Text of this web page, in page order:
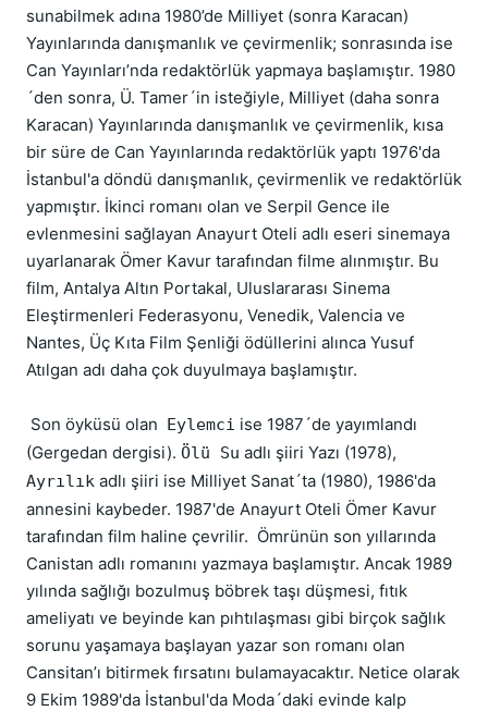
sunabilmek adına 1980’de Milliyet (sonra Karacan)
Yayınlarında danışmanlık ve çevirmenlik; sonrasında ise
Can Yayınları’nda redaktörlük yapmaya başlamıştır. 1980
´den sonra, Ü. Tamer´in isteğiyle, Milliyet (daha sonra
Karacan) Yayınlarında danışmanlık ve çevirmenlik, kısa
bir süre de Can Yayınlarında redaktörlük yaptı 1976'da
İstanbul'a döndü danışmanlık, çevirmenlik ve redaktörlük
yapmıştır. İkinci romanı olan ve Serpil Gence ile
evlenmesini sağlayan Anayurt Oteli adlı eseri sinemaya
uyarlanarak Ömer Kavur tarafından filme alınmıştır. Bu
film, Antalya Altın Portakal, Uluslararası Sinema
Eleştirmenleri Federasyonu, Venedik, Valencia ve
Nantes, Üç Kıta Film Şenliği ödüllerini alınca Yusuf
Atılgan adı daha çok duyulmaya başlamıştır.
Son öyküsü olan Eylemci ise 1987´de yayımlandı
(Gergedan dergisi). Ölü Su adlı şiiri Yazı (1978),
Ayrılık adlı şiiri ise Milliyet Sanat´ta (1980), 1986'da
annesini kaybeder. 1987'de Anayurt Oteli Ömer Kavur
tarafından film haline çevrilir. Ömrünün son yıllarında
Canistan adlı romanını yazmaya başlamıştır. Ancak 1989
yılında sağlığı bozulmuş böbrek taşı düşmesi, fıtık
ameliyatı ve beyinde kan pıhtılaşması gibi birçok sağlık
sorunu yaşamaya başlayan yazar son romanı olan
Cansitan’ı bitirmek fırsatını bulamayacaktır. Netice olarak
9 Ekim 1989'da İstanbul'da Moda´daki evinde kalp